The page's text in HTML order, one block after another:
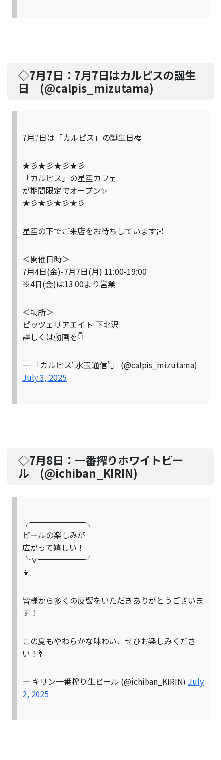
◇7月7日： 7月7日はカルピスの誕生
日
(@calpis_mizutama)
7月7日は「カルピス」の誕生日🎋
★彡★彡★彡★彡
「カルピス」の星空カフェ
が期間限定でオープン✨
★彡★彡★彡★彡
星空の下でご来店をお待ちしています🌌
＜開催日時＞
7月4日(金)-7月7日(月) 11:00-19:00
※4日(金)は13:00より営業
＜場所＞
ピッツェリアエイト 下北沢
詳しくは動画を👇
— 「カルピス“水玉通信”」 (@calpis_mizutama)
July 3, 2025
◇7月8日： 一番搾りホワイトビー
ル (@ichiban_KIRIN)
╭━━━━━━━╮​
ビールの楽しみが​
広がって嬉しい！ ​
╰ｖ━━━━━━╯​
👦​
皆様から多くの反響をいただきありがとうございま
す！​
この夏もやわらかな味わい、ぜひお楽しみくださ
い！🥂
— キリン一番搾り生ビール (@ichiban_KIRIN) July
2, 2025